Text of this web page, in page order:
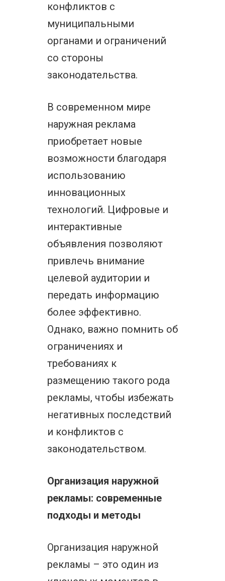
конфликтов с
муниципальными
органами и ограничений
со стороны
законодательства.
В современном мире
наружная реклама
приобретает новые
возможности благодаря
использованию
инновационных
технологий. Цифровые и
интерактивные
объявления позволяют
привлечь внимание
целевой аудитории и
передать информацию
более эффективно.
Однако, важно помнить об
ограничениях и
требованиях к
размещению такого рода
рекламы, чтобы избежать
негативных последствий
и конфликтов с
законодательством.
Организация наружной
рекламы: современные
подходы и методы
Организация наружной
рекламы – это один из